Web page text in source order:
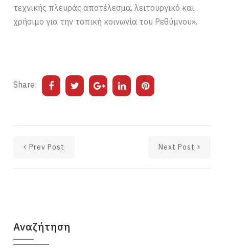
τεχνικής πλευράς αποτέλεσμα, λειτουργικό και
χρήσιμο για την τοπική κοινωνία του Ρεθύμνου».
Share:
Prev Post Next Post
Αναζήτηση